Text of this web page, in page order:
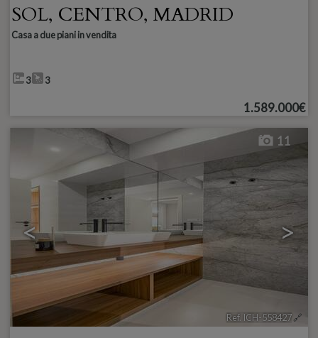
SOL, CENTRO, MADRID
Casa a due piani in vendita
3 3
1.589.000€
< >
11
Ref. ICH-558427🔗